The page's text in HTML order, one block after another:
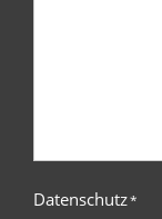
Datenschutz*